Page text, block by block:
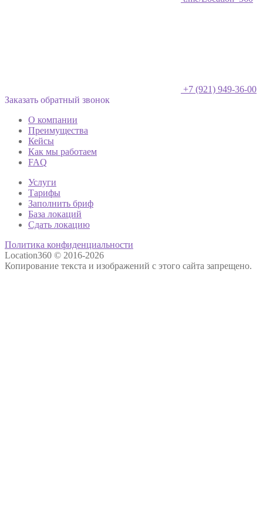
+7 (921) 949-36-00
Заказать обратный звонок
О компании
Преимущества
Кейсы
Как мы работаем
FAQ
Услуги
Тарифы
Заполнить бриф
База локаций
Сдать локацию
Политика конфиденциальности
Location360 © 2016-2026
Копирование текста и изображений с этого сайта запрещено.